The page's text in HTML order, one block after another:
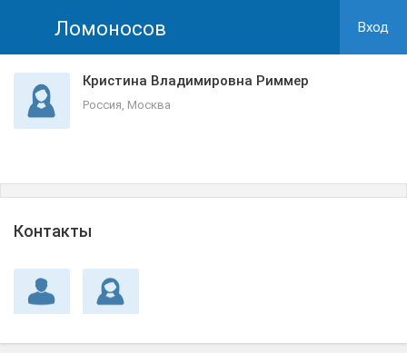
Ломоносов Вход
Кристина Владимировна Риммер
Россия, Москва
Контакты